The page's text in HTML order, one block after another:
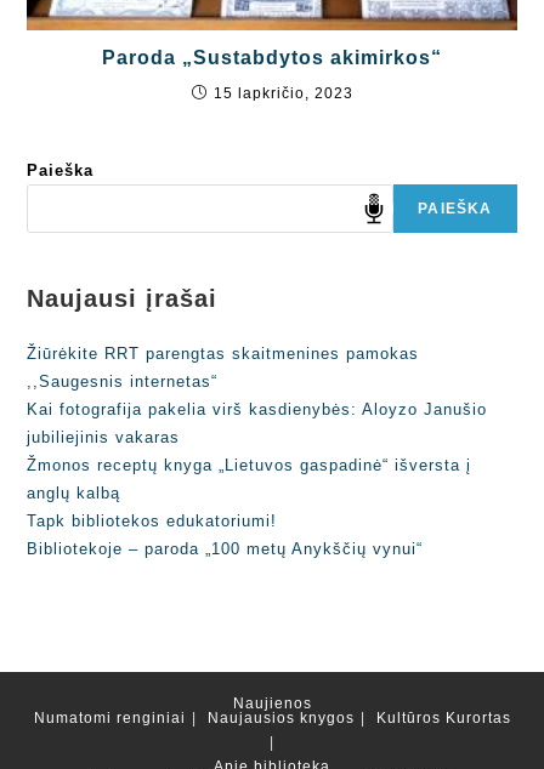
Paroda „Sustabdytos akimirkos“
15 lapkričio, 2023
Paieška
PAIEŠKA
Naujausi įrašai
Žiūrėkite RRT parengtas skaitmenines pamokas
,,Saugesnis internetas“
Kai fotografija pakelia virš kasdienybės: Aloyzo Janušio
jubiliejinis vakaras
Žmonos receptų knyga „Lietuvos gaspadinė“ išversta į
anglų kalbą
Tapk bibliotekos edukatoriumi!
Bibliotekoje – paroda „100 metų Anykščių vynui“
Naujienos
Numatomi renginiai
Naujausios knygos Kultūros Kurortas